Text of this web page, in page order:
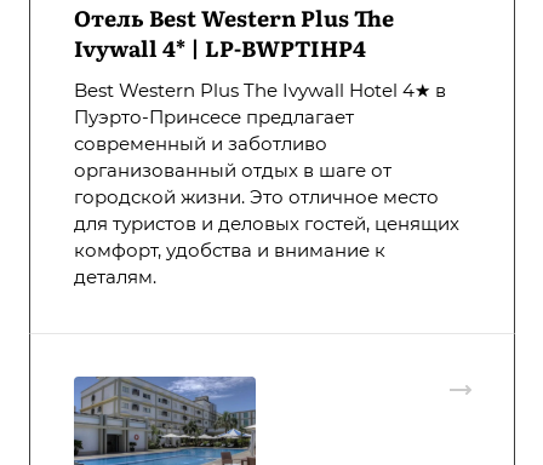
Отель Best Western Plus The
Ivywall 4* | LP-BWPTIHP4
Best Western Plus The Ivywall Hotel 4★ в
Пуэрто-Принсесе предлагает
современный и заботливо
организованный отдых в шаге от
городской жизни. Это отличное место
для туристов и деловых гостей, ценящих
комфорт, удобства и внимание к
деталям.